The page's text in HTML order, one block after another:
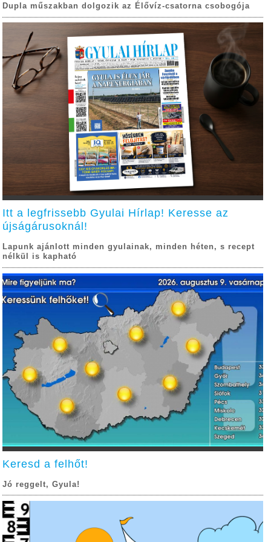
Dupla műszakban dolgozik az Élővíz-csatorna csobogója
Itt a legfrissebb Gyulai Hírlap! Keresse az
újságárusoknál!
Lapunk ajánlott minden gyulainak, minden héten, s recept
nélkül is kapható
Keresd a felhőt!
Jó reggelt, Gyula!